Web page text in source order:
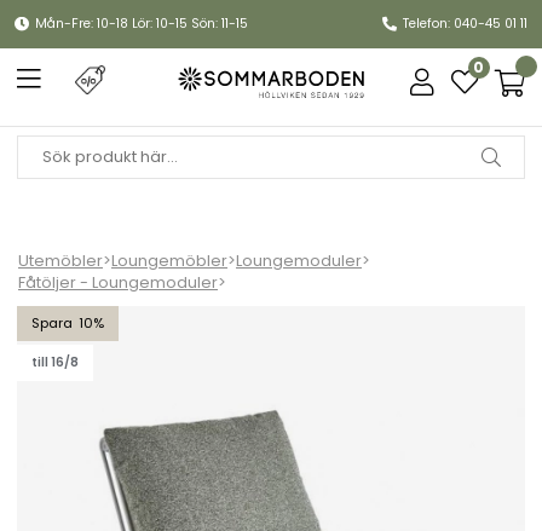
Mån-Fre: 10-18 Lör: 10-15 Sön: 11-15 Telefon: 040-45 01 11
0
Utemöbler>Loungemöbler>Loungemoduler>
Fåtöljer - Loungemoduler>
10
till 16/8
Blixt fåtölj - light grey/teddy verde dyna